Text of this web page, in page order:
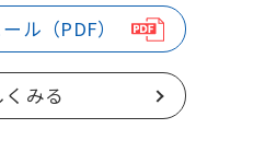
ル（PDF）
くみる